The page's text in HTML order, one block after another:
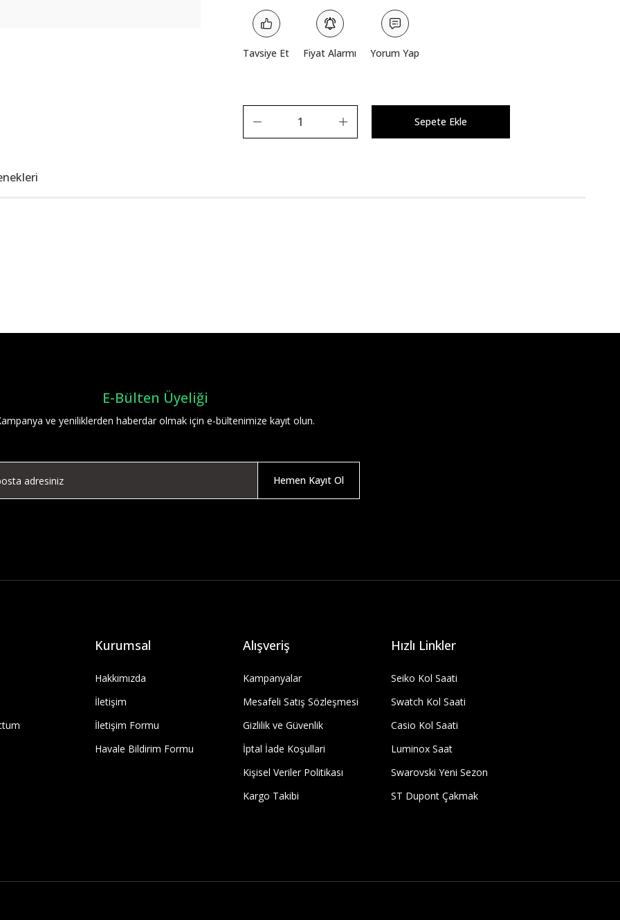
Tavsiye Et Fiyat Alarmı Yorum Yap
Sepete Ekle
Yorum Yaz
E-Bülten Üyeliği
ve yeniliklerden haberdar olmak için e-bültenimize kayıt olun.
Hemen Kayıt Ol
Kurumsal
Hakkımızda
İletişim
İletişim Formu
Havale Bildirim Formu
Alışveriş
Kampanyalar
Mesafeli Satış Sözleşmesi
Gizlilik ve Güvenlik
İptal İade Koşullari
Kişisel Veriler Politikası
Kargo Takibi
Hızlı Linkler
Seiko Kol Saati
Swatch Kol Saati
Casio Kol Saati
Luminox Saat
Swarovski Yeni Sezon
ST Dupont Çakmak